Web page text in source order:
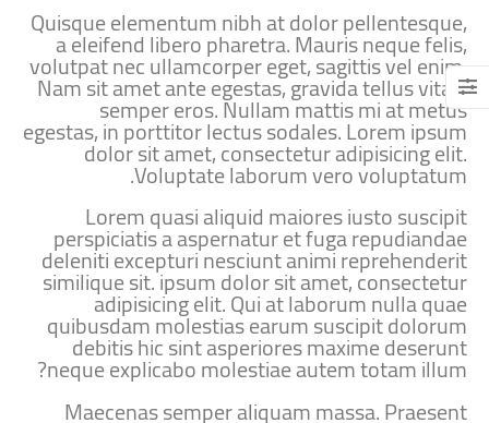
Quisque elementum nibh at dolor pellentesque,
a eleifend libero pharetra. Mauris neque felis,
volutpat nec ullamcorper eget, sagittis vel enim.
Nam sit amet ante egestas, gravida tellus vitae,
semper eros. Nullam mattis mi at metus
egestas, in porttitor lectus sodales. Lorem ipsum
dolor sit amet, consectetur adipisicing elit.
Voluptate laborum vero voluptatum.
Lorem quasi aliquid maiores iusto suscipit
perspiciatis a aspernatur et fuga repudiandae
deleniti excepturi nesciunt animi reprehenderit
similique sit. ipsum dolor sit amet, consectetur
adipisicing elit. Qui at laborum nulla quae
quibusdam molestias earum suscipit dolorum
debitis hic sint asperiores maxime deserunt
neque explicabo molestiae autem totam illum?
Maecenas semper aliquam massa. Praesent